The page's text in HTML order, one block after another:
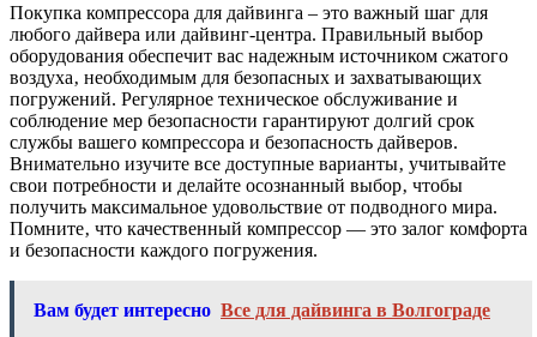
Покупка компрессора для дайвинга – это важный шаг для
любого дайвера или дайвинг-центра. Правильный выбор
оборудования обеспечит вас надежным источником сжатого
воздуха‚ необходимым для безопасных и захватывающих
погружений. Регулярное техническое обслуживание и
соблюдение мер безопасности гарантируют долгий срок
службы вашего компрессора и безопасность дайверов.
Внимательно изучите все доступные варианты‚ учитывайте
свои потребности и делайте осознанный выбор‚ чтобы
получить максимальное удовольствие от подводного мира.
Помните‚ что качественный компрессор — это залог комфорта
и безопасности каждого погружения.
Вам будет интересно Все для дайвинга в Волгограде